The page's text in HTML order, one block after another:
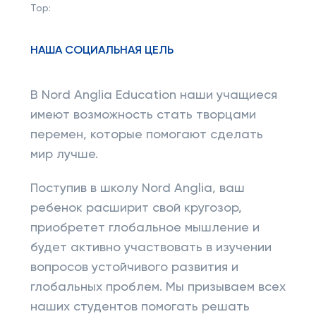
Top:
НАША СОЦИАЛЬНАЯ ЦЕЛЬ
В Nord Anglia Education наши учащиеся
имеют возможность стать творцами
перемен, которые помогают сделать
мир лучше.
Поступив в школу Nord Anglia, ваш
ребенок расширит свой кругозор,
приобретет глобальное мышление и
будет активно участвовать в изучении
вопросов устойчивого развития и
глобальных проблем. Мы призываем всех
наших студентов помогать решать